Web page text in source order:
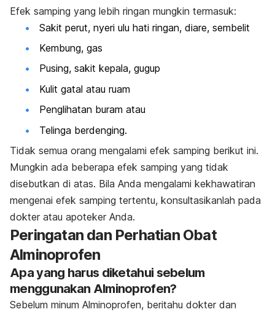
Efek samping yang lebih ringan mungkin termasuk:
Sakit perut, nyeri ulu hati ringan, diare, sembelit
Kembung, gas
Pusing, sakit kepala, gugup
Kulit gatal atau ruam
Penglihatan buram atau
Telinga berdenging.
Tidak semua orang mengalami efek samping berikut ini.
Mungkin ada beberapa efek samping yang tidak
disebutkan di atas. Bila Anda mengalami kekhawatiran
mengenai efek samping tertentu, konsultasikanlah pada
dokter atau apoteker Anda.
Peringatan dan Perhatian Obat
Alminoprofen
Apa yang harus diketahui sebelum
menggunakan Alminoprofen?
Sebelum minum Alminoprofen, beritahu dokter dan